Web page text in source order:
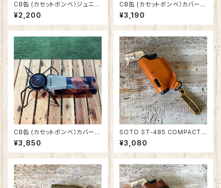
CB缶 (カセットボンベ）ジュニ
ア・SOTO ST-711 125g 用 カ
バー 栃木レザー 日本製 SPO-
002-2
¥2,200
CB缶 (カセットボンベ）カバー
栃木レザー 日本製 SPO-002
¥3,190
CB缶 (カセットボンベ）カバー
迷彩柄イタリアンレザー 日本製
SPO-002-1
¥3,850
SOTO ST-485 COMPACT
(コンパクト)・486 ACTIVE(ア
クティブ)マイクロトーチ用カバ
ー（真鍮フック付） 栃木レザー・
¥3,080